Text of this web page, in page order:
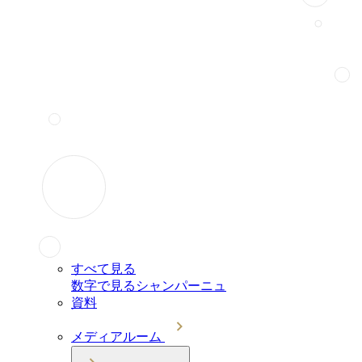
すべて見る
数字で見るシャンパーニュ
資料
メディアルーム